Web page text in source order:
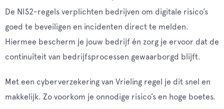
De NIS2-regels verplichten bedrijven om digitale risico’s
goed te beveiligen en incidenten direct te melden.
Hiermee bescherm je jouw bedrijf én zorg je ervoor dat de
continuïteit van bedrijfsprocessen gewaarborgd blijft.
Met een cyberverzekering van Vrieling regel je dit snel en
makkelijk. Zo voorkom je onnodige risico’s en hoge boetes.